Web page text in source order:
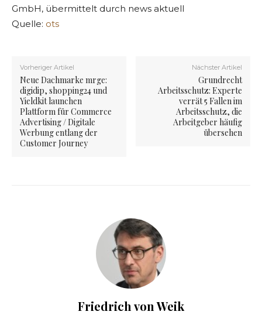
GmbH, übermittelt durch news aktuell
Quelle: ots
Vorheriger Artikel
Neue Dachmarke mrge:
digidip, shopping24 und
Yieldkit launchen
Plattform für Commerce
Advertising / Digitale
Werbung entlang der
Customer Journey
Nächster Artikel
Grundrecht
Arbeitsschutz: Experte
verrät 5 Fallen im
Arbeitsschutz, die
Arbeitgeber häufig
übersehen
Friedrich von Weik